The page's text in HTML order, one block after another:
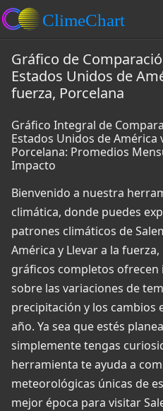
Gráfico de
Estados Unidos de
fuerza, Porcelana
Gráfico Integral de
Estados Unidos de América
Porcelana: Promedios
Impacto
Bienvenido a nuestra
climática, donde puedes
patrones climáticos de
América y Llevar a la
gráficos completos
sobre las variaciones de
precipitación y los cambios
año. Ya sea que estés
simplemente tengas
herramienta te ayuda a
meteorológicas únicas de
mejor época para visitar